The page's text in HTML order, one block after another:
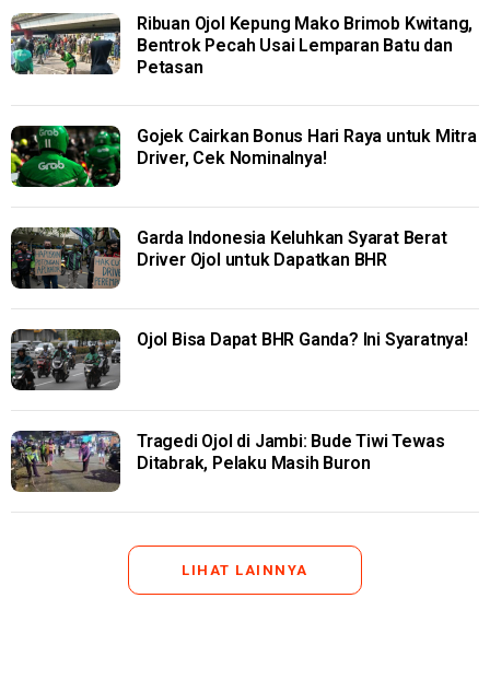
Ribuan Ojol Kepung Mako Brimob Kwitang,
Bentrok Pecah Usai Lemparan Batu dan
Petasan
Gojek Cairkan Bonus Hari Raya untuk Mitra
Driver, Cek Nominalnya!
Garda Indonesia Keluhkan Syarat Berat
Driver Ojol untuk Dapatkan BHR
Ojol Bisa Dapat BHR Ganda? Ini Syaratnya!
Tragedi Ojol di Jambi: Bude Tiwi Tewas
Ditabrak, Pelaku Masih Buron
LIHAT LAINNYA